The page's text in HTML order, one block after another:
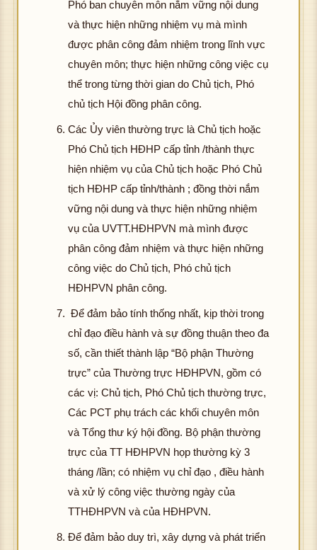
Phó ban chuyên môn nắm vững nội dung
và thực hiện những nhiệm vụ mà mình
được phân công đảm nhiệm trong lĩnh vực
chuyên môn; thực hiện những công việc cụ
thể trong từng thời gian do Chủ tịch, Phó
chủ tịch Hội đồng phân công.
Các Ủy viên thường trực là Chủ tịch hoặc
Phó Chủ tịch HĐHP cấp tỉnh /thành thực
hiện nhiệm vụ của Chủ tịch hoặc Phó Chủ
tịch HĐHP cấp tỉnh/thành ; đồng thời nắm
vững nội dung và thực hiện những nhiệm
vụ của UVTT.HĐHPVN mà mình được
phân công đảm nhiệm và thực hiện những
công việc do Chủ tịch, Phó chủ tịch
HĐHPVN phân công.
Để đảm bảo tính thống nhất, kịp thời trong
chỉ đạo điều hành và sự đồng thuận theo đa
số, cần thiết thành lập “Bộ phận Thường
trực” của Thường trực HĐHPVN, gồm có
các vị: Chủ tịch, Phó Chủ tịch thường trực,
Các PCT phụ trách các khối chuyên môn
và Tổng thư ký hội đồng. Bộ phận thường
trực của TT HĐHPVN họp thường kỳ 3
tháng /lần; có nhiệm vụ chỉ đạo , điều hành
và xử lý công việc thường ngày của
TTHĐHPVN và của HĐHPVN.
Để đảm bảo duy trì, xây dựng và phát triển